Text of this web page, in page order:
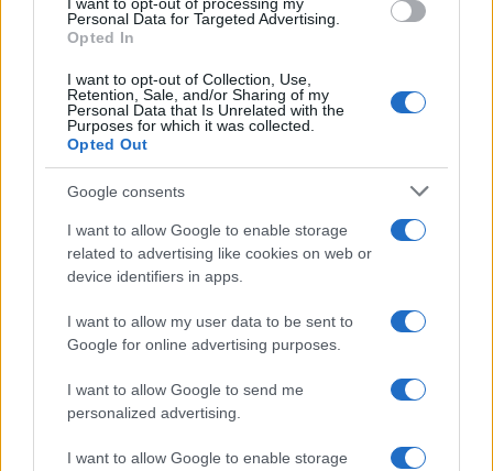
Personal Data for Targeted Advertising.
Opted In
I want to opt-out of Collection, Use,
Retention, Sale, and/or Sharing of my
Personal Data that Is Unrelated with the
Purposes for which it was collected.
Opted Out
Google consents
I want to allow Google to enable storage
related to advertising like cookies on web or
device identifiers in apps.
I want to allow my user data to be sent to
Google for online advertising purposes.
I want to allow Google to send me
personalized advertising.
I want to allow Google to enable storage
Março de
$
0,0001
$
0,0001
$ 0,0001 9%
Abril de
$
0,0001
$
0,0001
$ 0,0001
0,0001
Maio de
2022
$
0,0001
0,0001
0,0001
0,0001
0,0001
0,0001
15%
Julho de
$
$
Agosto de
$
$
$ 0,0001
Setembro
$
$